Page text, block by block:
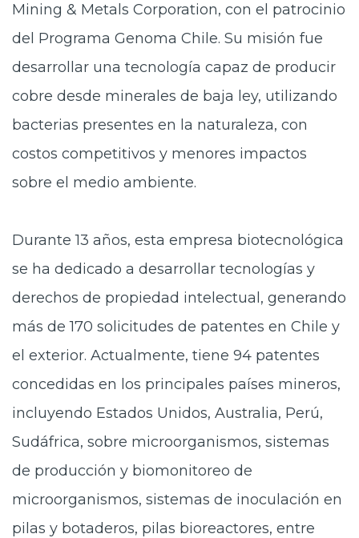
Mining & Metals Corporation, con el patrocinio
del Programa Genoma Chile. Su misión fue
desarrollar una tecnología capaz de producir
cobre desde minerales de baja ley, utilizando
bacterias presentes en la naturaleza, con
costos competitivos y menores impactos
sobre el medio ambiente.
Durante 13 años, esta empresa biotecnológica
se ha dedicado a desarrollar tecnologías y
derechos de propiedad intelectual, generando
más de 170 solicitudes de patentes en Chile y
el exterior. Actualmente, tiene 94 patentes
concedidas en los principales países mineros,
incluyendo Estados Unidos, Australia, Perú,
Sudáfrica, sobre microorganismos, sistemas
de producción y biomonitoreo de
microorganismos, sistemas de inoculación en
pilas y botaderos, pilas bioreactores, entre